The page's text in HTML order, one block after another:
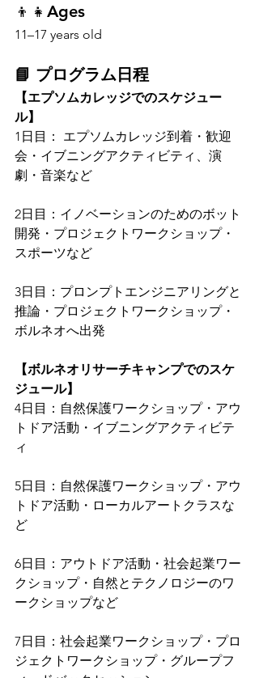
👦👧Ages
11–17 years old
📘 プログラム日程
【エプソムカレッジでのスケジュー
ル】
1日目： エプソムカレッジ到着・歓迎
会・イブニングアクティビティ、演
劇・音楽など
2日目：イノベーションのためのボット
開発・プロジェクトワークショップ・
スポーツなど
3日目：プロンプトエンジニアリングと
推論・プロジェクトワークショップ・
ボルネオへ出発
【ボルネオリサーチキャンプでのスケ
ジュール】
4日目：自然保護ワークショップ・アウ
トドア活動・イブニングアクティビテ
ィ
5日目：自然保護ワークショップ・アウ
トドア活動・ローカルアートクラスな
ど
6日目：アウトドア活動・社会起業ワー
クショップ・自然とテクノロジーのワ
ークショップなど
7日目：社会起業ワークショップ・プロ
ジェクトワークショップ・グループフ